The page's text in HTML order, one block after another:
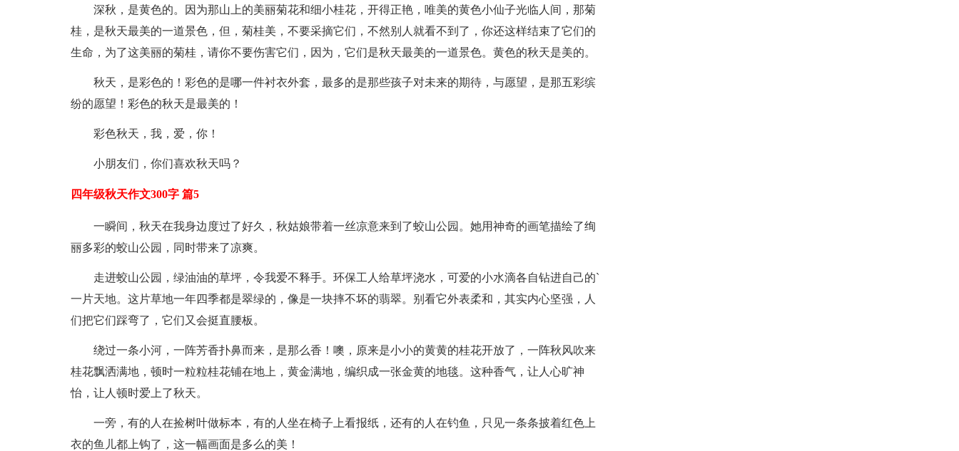
深秋，是黄色的。因为那山上的美丽菊花和细小桂花，开得正艳，唯美的黄色小仙子光临人间，那菊
桂，是秋天最美的一道景色，但，菊桂美，不要采摘它们，不然别人就看不到了，你还这样结束了它们的
生命，为了这美丽的菊桂，请你不要伤害它们，因为，它们是秋天最美的一道景色。黄色的秋天是美的。
秋天，是彩色的！彩色的是哪一件衬衣外套，最多的是那些孩子对未来的期待，与愿望，是那五彩缤
纷的愿望！彩色的秋天是最美的！
彩色秋天，我，爱，你！
小朋友们，你们喜欢秋天吗？
四年级秋天作文300字 篇5
一瞬间，秋天在我身边度过了好久，秋姑娘带着一丝凉意来到了蛟山公园。她用神奇的画笔描绘了绚
丽多彩的蛟山公园，同时带来了凉爽。
走进蛟山公园，绿油油的草坪，令我爱不释手。环保工人给草坪浇水，可爱的小水滴各自钻进自己的`
一片天地。这片草地一年四季都是翠绿的，像是一块摔不坏的翡翠。别看它外表柔和，其实内心坚强，人
们把它们踩弯了，它们又会挺直腰板。
绕过一条小河，一阵芳香扑鼻而来，是那么香！噢，原来是小小的黄黄的桂花开放了，一阵秋风吹来
桂花飘洒满地，顿时一粒粒桂花铺在地上，黄金满地，编织成一张金黄的地毯。这种香气，让人心旷神
怡，让人顿时爱上了秋天。
一旁，有的人在捡树叶做标本，有的人坐在椅子上看报纸，还有的人在钓鱼，只见一条条披着红色上
衣的鱼儿都上钩了，这一幅画面是多么的美！